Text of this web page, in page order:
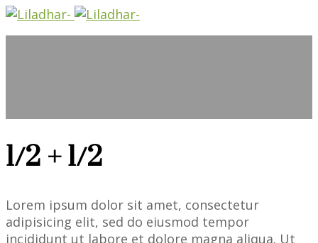
1/2 + 1/2
Lorem ipsum dolor sit amet, consectetur
adipisicing elit, sed do eiusmod tempor
incididunt ut labore et dolore magna aliqua. Ut